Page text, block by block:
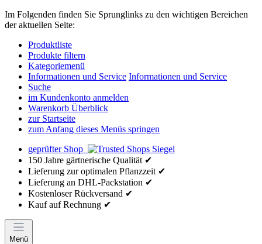
Im Folgenden finden Sie Sprunglinks zu den wichtigen Bereichen
der aktuellen Seite:
Produktliste
Produkte filtern
Kategoriemenü
Informationen und Service Informationen und Service
Suche
im Kundenkonto anmelden
Warenkorb Überblick
zur Startseite
zum Anfang dieses Menüs springen
geprüfter Shop
150 Jahre gärtnerische Qualität ✔
Lieferung zur optimalen Pflanzzeit ✔
Lieferung an DHL-Packstation ✔
Kostenloser Rückversand ✔
Kauf auf Rechnung ✔
Menü